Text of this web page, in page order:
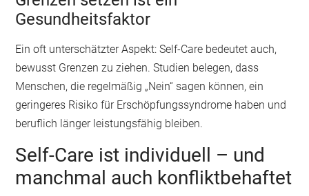
Gesundheitsfaktor
Ein oft unterschätzter Aspekt: Self-Care bedeutet auch,
bewusst Grenzen zu ziehen. Studien belegen, dass
Menschen, die regelmäßig „Nein“ sagen können, ein
geringeres Risiko für Erschöpfungssyndrome haben und
beruflich länger leistungsfähig bleiben.
Self-Care ist individuell – und
manchmal auch konfliktbehaftet